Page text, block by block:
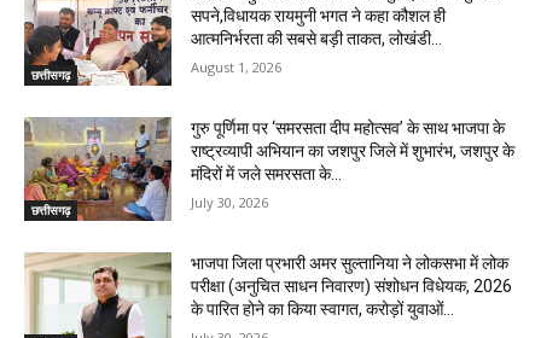
छत्तीसगढ़
सपने,विधायक रायमुनी भगत ने कहा कौशल ही
आत्मनिर्भरता की सबसे बड़ी ताकत, लोखंडी...
August 1, 2026
छत्तीसगढ़
गुरु पूर्णिमा पर ‘समरसता दीप महोत्सव’ के साथ भाजपा के
राष्ट्रव्यापी अभियान का जशपुर जिले में शुभारंभ, जशपुर के
मंदिरों में जले समरसता के...
July 30, 2026
भाजपा जिला प्रभारी अमर सुल्तानिया ने लोकसभा में लोक
परीक्षा (अनुचित साधन निवारण) संशोधन विधेयक, 2026
के पारित होने का किया स्वागत, करोड़ों युवाओं...